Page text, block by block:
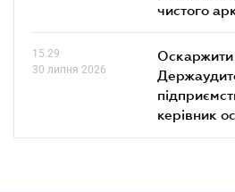
чистого
15.29
30 липня 2026
Оскаржити
керівник